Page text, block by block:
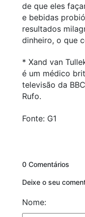
de que eles
e bebidas
resultados
dinheiro, o que
* Xand van
é um médico
televisão da
Rufo.
Fonte: G1
0 Comentários
Deixe o seu
Nome: